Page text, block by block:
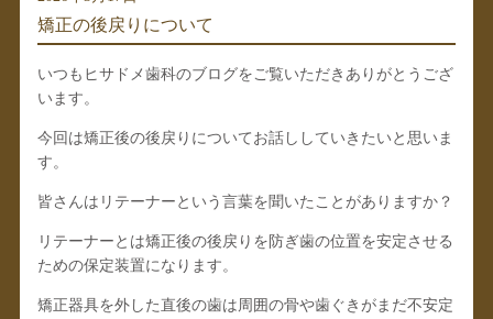
矯正の後戻りについて
いつもヒサドメ歯科のブログをご覧いただきありがとうござ
います。
今回は矯正後の後戻りについてお話ししていきたいと思いま
す。
皆さんはリテーナーという言葉を聞いたことがありますか？
リテーナーとは矯正後の後戻りを防ぎ歯の位置を安定させる
ための保定装置になります。
矯正器具を外した直後の歯は周囲の骨や歯ぐきがまだ不安定